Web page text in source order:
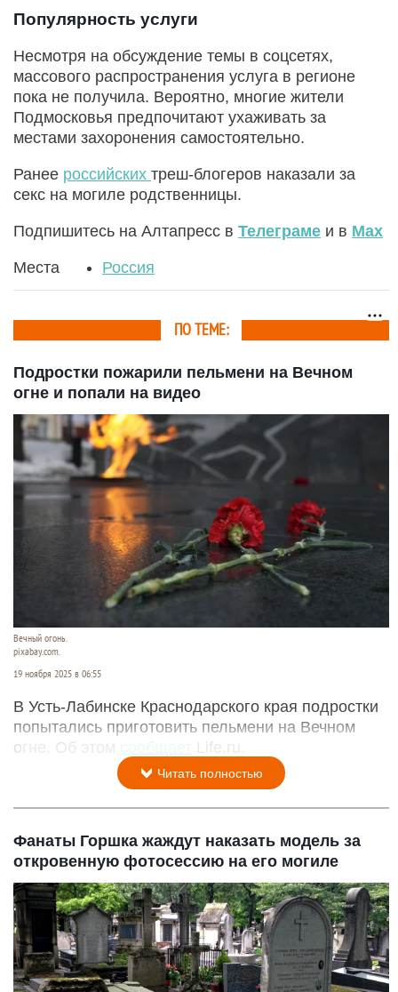
Популярность услуги
Несмотря на обсуждение темы в соцсетях,
массового распространения услуга в регионе
пока не получила. Вероятно, многие жители
Подмосковья предпочитают ухаживать за
местами захоронения самостоятельно.
Ранее российских треш-блогеров наказали за
секс на могиле родственницы.
Подпишитесь на Алтапресс в Телеграме и в Max
Места Россия
ПО ТЕМЕ:
Подростки пожарили пельмени на Вечном
огне и попали на видео
Вечный огонь.
pixabay.com.
19 ноября 2025 в 06:55
В Усть-Лабинске Краснодарского края подростки
попытались приготовить пельмени на Вечном
огне. Об этом
сообщает Life.ru.
Читать полностью
Фанаты Горшка жаждут наказать модель за
откровенную фотосессию на его могиле